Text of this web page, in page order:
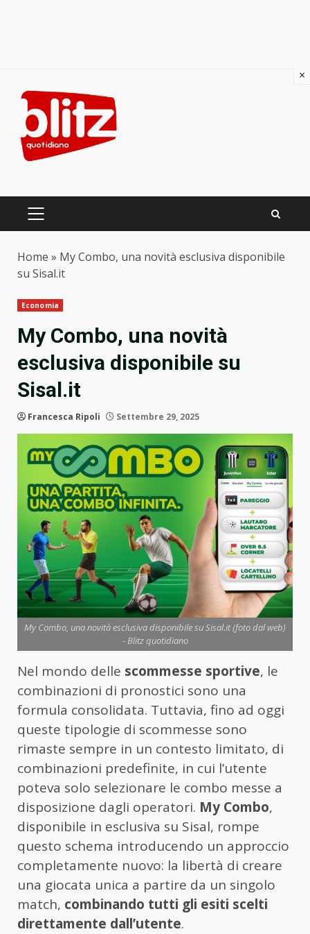
content
PRIMARY
Home » My Combo, una novità esclusiva disponibile
su Sisal.it
Economia
My Combo, una novità
esclusiva disponibile su
Sisal.it
Francesca Ripoli Settembre 29, 2025
My Combo, una novità esclusiva disponibile su Sisal.it (foto dal web)
- Blitz quotidiano
Nel mondo delle scommesse sportive, le
combinazioni di pronostici sono una
formula consolidata. Tuttavia, fino ad oggi
queste tipologie di scommesse sono
rimaste sempre in un contesto limitato, di
combinazioni predefinite, in cui l’utente
poteva solo selezionare le combo messe a
disposizione dagli operatori. My Combo,
disponibile in esclusiva su Sisal, rompe
questo schema introducendo un approccio
completamente nuovo: la libertà di creare
una giocata unica a partire da un singolo
match, combinando tutti gli esiti scelti
direttamente dall’utente.
×